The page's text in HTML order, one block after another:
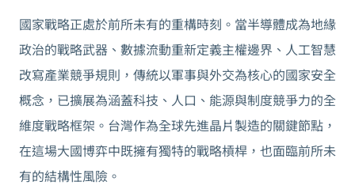
國家戰略正處於前所未有的重構時刻。當半導體成為地緣
政治的戰略武器、數據流動重新定義主權邊界、人工智慧
改寫產業競爭規則，傳統以軍事與外交為核心的國家安全
概念，已擴展為涵蓋科技、人口、能源與制度競爭力的全
維度戰略框架。台灣作為全球先進晶片製造的關鍵節點，
在這場大國博弈中既擁有獨特的戰略槓桿，也面臨前所未
有的結構性風險。